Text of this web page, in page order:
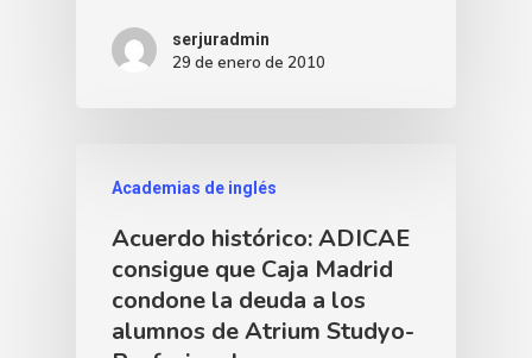
serjuradmin
29 de enero de 2010
Academias de inglés
Acuerdo histórico: ADICAE
consigue que Caja Madrid
condone la deuda a los
alumnos de Atrium Studyo-